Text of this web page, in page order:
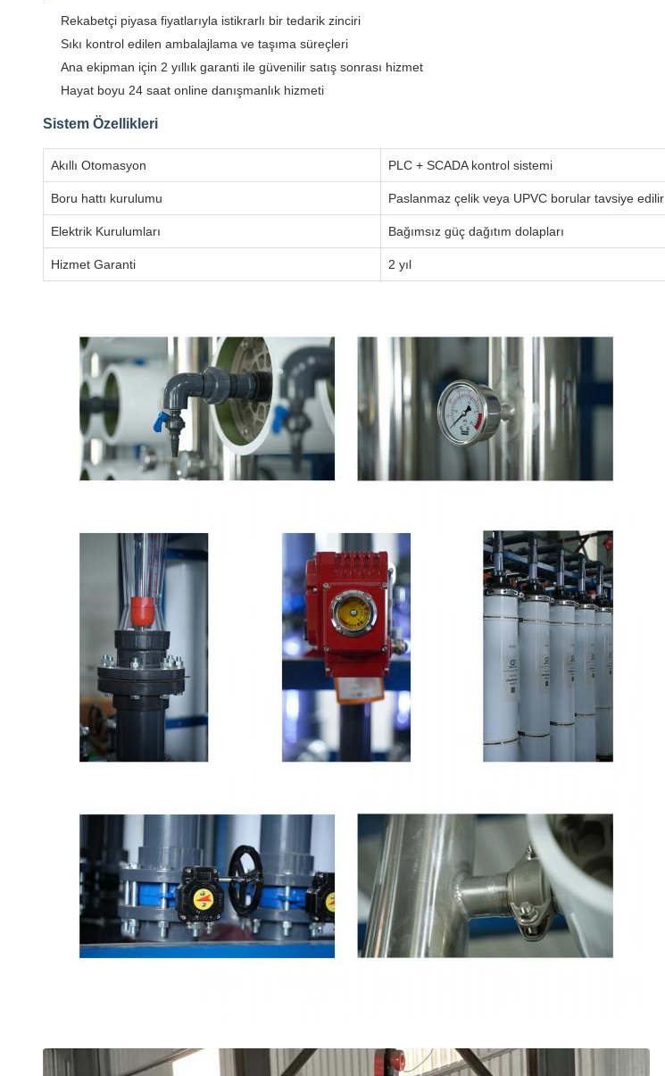
Rekabetçi piyasa fiyatlarıyla istikrarlı bir tedarik zinciri
Sıkı kontrol edilen ambalajlama ve taşıma süreçleri
Ana ekipman için 2 yıllık garanti ile güvenilir satış sonrası hizmet
Hayat boyu 24 saat online danışmanlık hizmeti
Sistem Özellikleri
Akıllı Otomasyon PLC + SCADA kontrol sistemi
Boru hattı kurulumu Paslanmaz çelik veya UPVC borular tavsiye edilir
Elektrik Kurulumları Bağımsız güç dağıtım dolapları
Hizmet Garanti 2 yıl